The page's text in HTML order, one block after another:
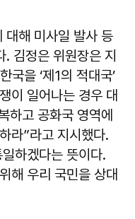
대해 미사일 발사 등
김정은 위원장은 지
국을 ‘제1의 적대국’
이 일어나는 경우 대
하고 공화국 영역에
라”라고 지시했다.
하겠다는 뜻이다.
해 우리 국민을 상대